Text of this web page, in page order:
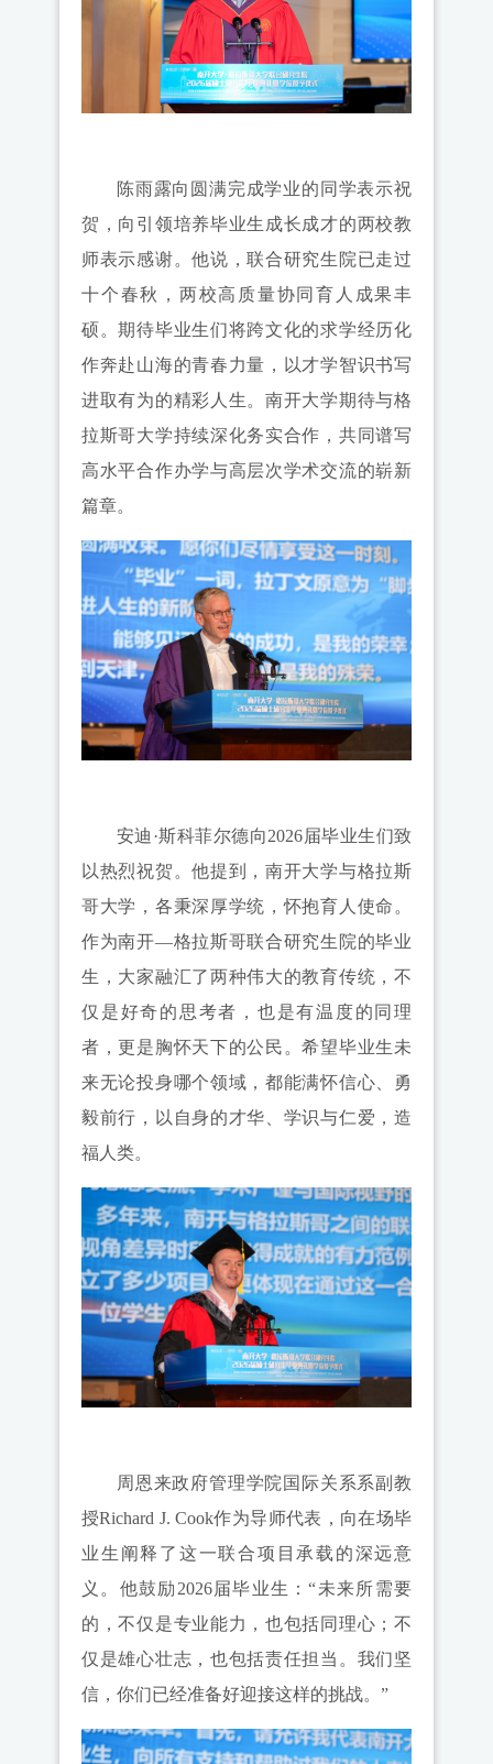
陈雨露向圆满完成学业的同学表示祝
贺，向引领培养毕业生成长成才的两校教
师表示感谢。他说，联合研究生院已走过
十个春秋，两校高质量协同育人成果丰
硕。期待毕业生们将跨文化的求学经历化
作奔赴山海的青春力量，以才学智识书写
进取有为的精彩人生。南开大学期待与格
拉斯哥大学持续深化务实合作，共同谱写
高水平合作办学与高层次学术交流的崭新
篇章。
安迪·斯科菲尔德向2026届毕业生们致
以热烈祝贺。他提到，南开大学与格拉斯
哥大学，各秉深厚学统，怀抱育人使命。
作为南开—格拉斯哥联合研究生院的毕业
生，大家融汇了两种伟大的教育传统，不
仅是好奇的思考者，也是有温度的同理
者，更是胸怀天下的公民。希望毕业生未
来无论投身哪个领域，都能满怀信心、勇
毅前行，以自身的才华、学识与仁爱，造
福人类。
周恩来政府管理学院国际关系系副教
授Richard J. Cook作为导师代表，向在场毕
业生阐释了这一联合项目承载的深远意
义。他鼓励2026届毕业生：“未来所需要
的，不仅是专业能力，也包括同理心；不
仅是雄心壮志，也包括责任担当。我们坚
信，你们已经准备好迎接这样的挑战。”